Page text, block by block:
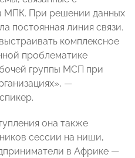
МПК. При решении данных
постоянная линия связи.
комплексное
проблематике
группы МСП при
—
она также
сессии на ниши,
в Африке —